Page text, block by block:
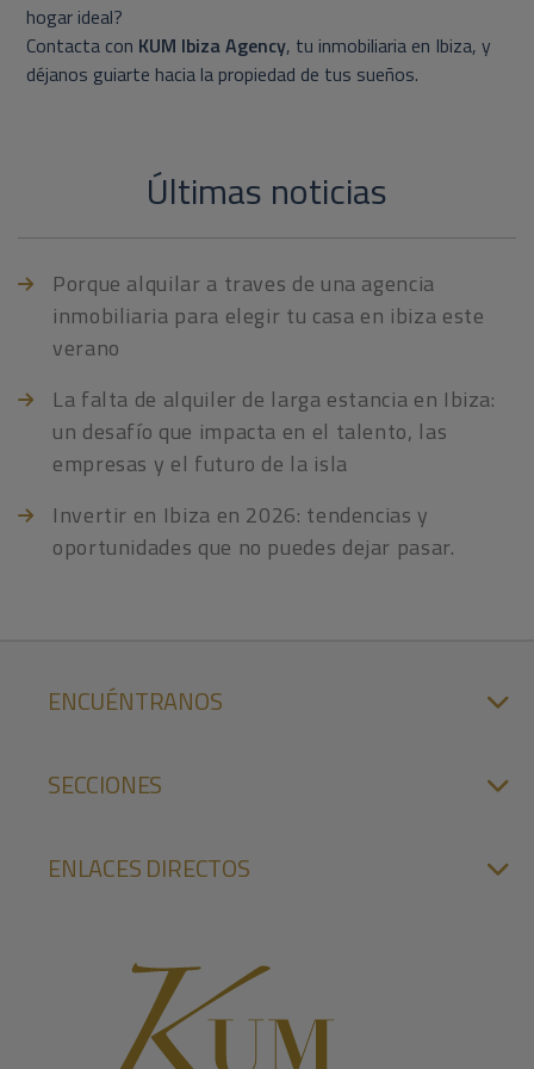
hogar ideal?
Contacta con KUM Ibiza Agency, tu inmobiliaria en Ibiza, y
déjanos guiarte hacia la propiedad de tus sueños.
Últimas noticias
Porque alquilar a traves de una agencia
inmobiliaria para elegir tu casa en ibiza este
verano
La falta de alquiler de larga estancia en Ibiza:
un desafío que impacta en el talento, las
empresas y el futuro de la isla
Invertir en Ibiza en 2026: tendencias y
oportunidades que no puedes dejar pasar.
ENCUÉNTRANOS
SECCIONES
ENLACES DIRECTOS